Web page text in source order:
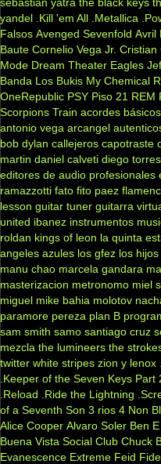
yandel .Kill 'em All .Metallica
Falsos Avenged Sevenfold Avril
Baute Cornelio Vega Jr. Cristian
Mode Dream Theater Eagles
Banda Los Bukis My Chemical
OneRepublic PSY Piso 21 REM
Scorpions Train acordes básicos
antonio vega arcangel
bob dylan callejeros capotraste
martin daniel calveti diego torres
editores de audio profesionales
ramazzotti fato fito paez
lesson guitar tuner guitarra
united ibanez instrumentos
roldan kings of leon la quinta
angeles azules los gfez los
manu chao marcela gandara
masterizacion metronomo miel
miguel mike bahia molotov
paramore pereza plan B
sam smith samo santiago cruz
mezcla the lumineers the
twitter white stripes zion y lenox
.Keeper of the Seven Keys Part
.Reload
.Ride the Lightning
of a Seventh Son 3 rios 4 Non
Alice Cooper Alvaro Soler Ben
Buena Vista Social Club Chuck
Evanescence Extreme Feid